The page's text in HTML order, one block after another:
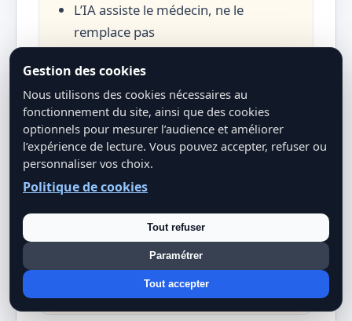
L’IA assiste le médecin, ne le
remplace pas
3 domaines clés : diagnostic assisté,
chatbots, suivi des patients
chroniques
Bénéfices : accessibilité,
personnalisation, réduction des
coûts
Défis : confidentialité, validation
La télémédecine IA est un
complément, pas un substitut aux
soins en présentiel
Gestion des cookies
Nous utilisons des cookies nécessaires au
fonctionnement du site, ainsi que des cookies
optionnels pour mesurer l’audience et améliorer
l’expérience de lecture. Vous pouvez accepter, refuser ou
personnaliser vos choix.
Politique de cookies
Tout refuser
Paramétrer
Tout accepter